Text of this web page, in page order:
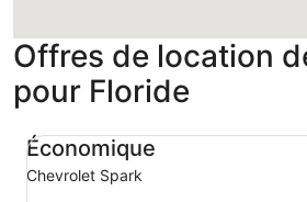
Offres de location
pour Floride
Économique
Chevrolet Spark
Économique Chevrolet Spark